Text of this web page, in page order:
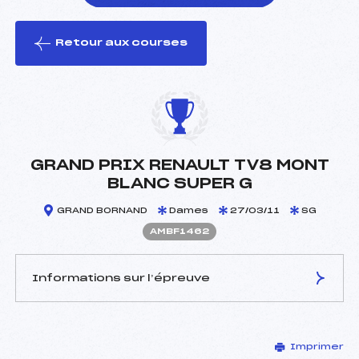
le ski
Retour aux courses
GRAND PRIX RENAULT TV8 MONT
BLANC SUPER G
GRAND BORNAND Dames 27/03/11 SG
AMBF1462
Informations sur l’épreuve
DEBART JEAN LOUIS (MB)
Imprimer